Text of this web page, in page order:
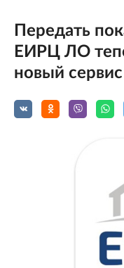
Передать
ЕИРЦ ЛО
новый сервис